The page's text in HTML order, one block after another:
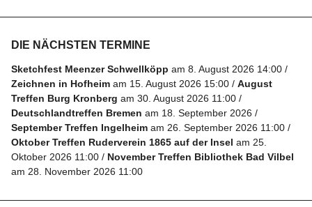
Info
Kontakt
Folge
uns
auf
Instagram
DIE NÄCHSTEN TERMINE
Sketchfest Meenzer Schwellköpp am 8. August 2026 14:00
Zeichnen in Hofheim am 15. August 2026 15:00
August
Treffen Burg Kronberg am 30. August 2026 11:00
Deutschlandtreffen Bremen am 18. September 2026
September Treffen Ingelheim am 26. September 2026 11:00
Oktober Treffen Ruderverein 1865 auf der Insel am 25.
Oktober 2026 11:00
November Treffen Bibliothek Bad Vilbel
am 28. November 2026 11:00